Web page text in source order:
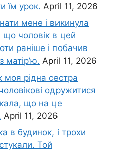
їм урок. April 11, 2026
мене і викинула
що чоловік в цей
раніше і побачив
матір’ю. April 11, 2026
моя рідна сестра
одружитися
що на це
April 11, 2026
в будинок, і трохи
Той